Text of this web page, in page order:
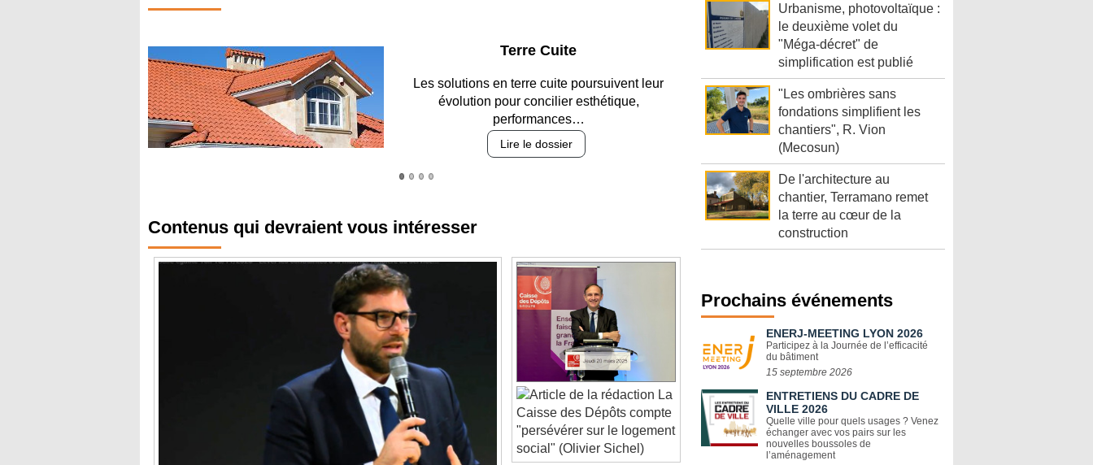
Parking et garages
Entre circulation, sécurisation des accès, durabilité
des revêtements et intégration…
Lire le dossier
Caisse des Dépôts compte
"persévérer sur le logement
social" (Olivier Sichel)
Urbanisme, photovoltaïque :
le deuxième volet du
"Méga-décret" de
simplification est publié
"Les ombrières sans
fondations simplifient les
chantiers", R. Vion
(Mecosun)
De l'architecture au
chantier, Terramano remet
la terre au cœur de la
construction
Prochains événements
ENERJ-MEETING LYON 2026
Participez à la Journée de l’efficacité
du bâtiment
15 septembre 2026
ENTRETIENS DU CADRE DE
VILLE 2026
Quelle ville pour quels usages ? Venez
échanger avec vos pairs sur les
nouvelles boussoles de
l’aménagement